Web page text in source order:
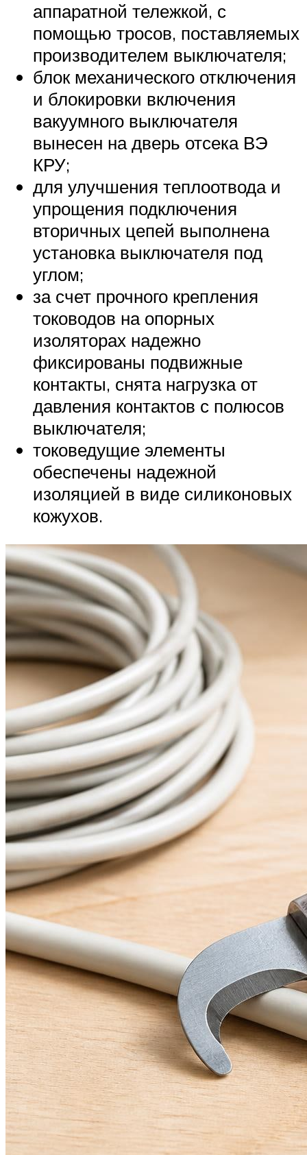
аппаратной тележкой, с
помощью тросов, поставляемых
производителем выключателя;
блок механического отключения
и блокировки включения
вакуумного выключателя
вынесен на дверь отсека ВЭ
КРУ;
для улучшения теплоотвода и
упрощения подключения
вторичных цепей выполнена
установка выключателя под
углом;
за счет прочного крепления
тоководов на опорных
изоляторах надежно
фиксированы подвижные
контакты, снята нагрузка от
давления контактов с полюсов
выключателя;
токоведущие элементы
обеспечены надежной
изоляцией в виде силиконовых
кожухов.